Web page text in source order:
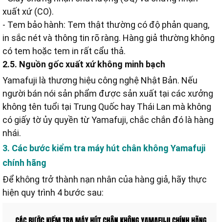
xuất xứ (CO).
- Tem bảo hành: Tem thật thường có độ phản quang,
in sắc nét và thông tin rõ ràng. Hàng giả thường không
có tem hoặc tem in rất cẩu thả.
2.5. Nguồn gốc xuất xứ không minh bạch
Yamafuji là thương hiệu công nghệ Nhật Bản. Nếu
người bán nói sản phẩm được sản xuất tại các xưởng
không tên tuổi tại Trung Quốc hay Thái Lan mà không
có giấy tờ ủy quyền từ Yamafuji, chắc chắn đó là hàng
nhái.
3. Các bước kiểm tra máy hút chân không Yamafuji
chính hãng
Để không trở thành nạn nhân của hàng giả, hãy thực
hiện quy trình 4 bước sau: